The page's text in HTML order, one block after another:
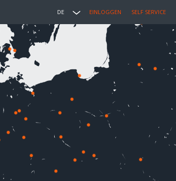
DE EINLOGGEN SELF SERVICE